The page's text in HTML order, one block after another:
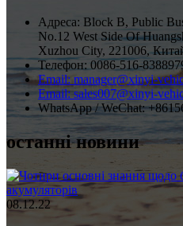
Адреса: Block B, Public
No.12 West Side Of
Xuzhou City, 221006,
Телефон: 0086-516-
Email: manager@xinyi-
Email: sales007@xinyi-
WhatsApp / WeChat:
останні новини
08.12.22